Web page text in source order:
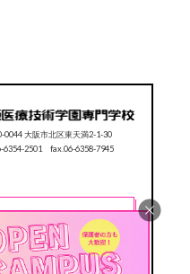
0044 大阪市北区東天満2-1-30
6354-2501 fax.06-6358-7945
2501